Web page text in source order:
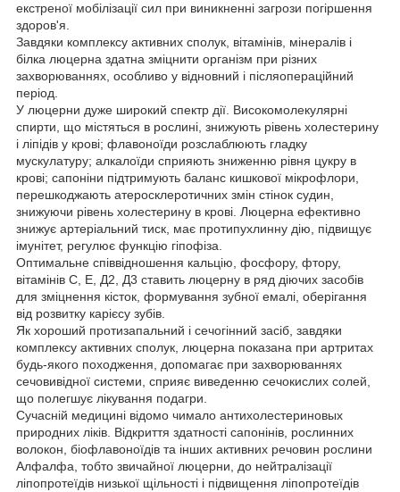
екстреної мобілізації сил при виникненні загрози погіршення
здоров'я.
Завдяки комплексу активних сполук, вітамінів, мінералів і
білка люцерна здатна зміцнити організм при різних
захворюваннях, особливо у відновний і післяопераційний
період.
У люцерни дуже широкий спектр дії. Високомолекулярні
спирти, що містяться в рослині, знижують рівень холестерину
і ліпідів у крові; флавоноїди розслаблюють гладку
мускулатуру; алкалоїди сприяють зниженню рівня цукру в
крові; сапоніни підтримують баланс кишкової мікрофлори,
перешкоджають атеросклеротичних змін стінок судин,
знижуючи рівень холестерину в крові. Люцерна ефективно
знижує артеріальний тиск, має протипухлинну дію, підвищує
імунітет, регулює функцію гіпофіза.
Оптимальне співвідношення кальцію, фосфору, фтору,
вітамінів С, Е, Д2, Д3 ставить люцерну в ряд діючих засобів
для зміцнення кісток, формування зубної емалі, оберігання
від розвитку карієсу зубів.
Як хороший протизапальний і сечогінний засіб, завдяки
комплексу активних сполук, люцерна показана при артритах
будь-якого походження, допомагає при захворюваннях
сечовивідної системи, сприяє виведенню сечокислих солей,
що полегшує лікування подагри.
Сучасній медицині відомо чимало антихолестериновых
природних ліків. Відкриття здатності сапонінів, рослинних
волокон, біофлавоноїдів та інших активних речовин рослини
Алфалфа, тобто звичайної люцерни, до нейтралізації
ліпопротеїдів низької щільності і підвищення ліпопротеїдів